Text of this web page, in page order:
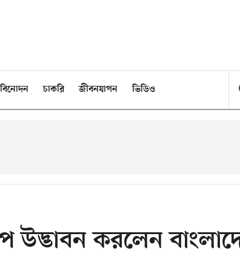
বিনোদন চাকরি জীবনযাপন ভিডিও
উদ্ভাবন করলেন